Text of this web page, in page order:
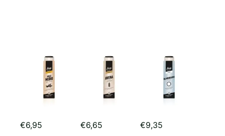
pueden
producto
€6,95 €6,65 €9,35